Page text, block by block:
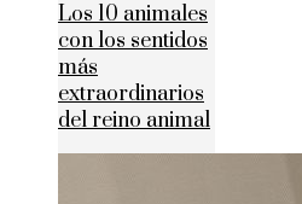
Los 10 animales
con los sentidos
más
extraordinarios
del reino animal